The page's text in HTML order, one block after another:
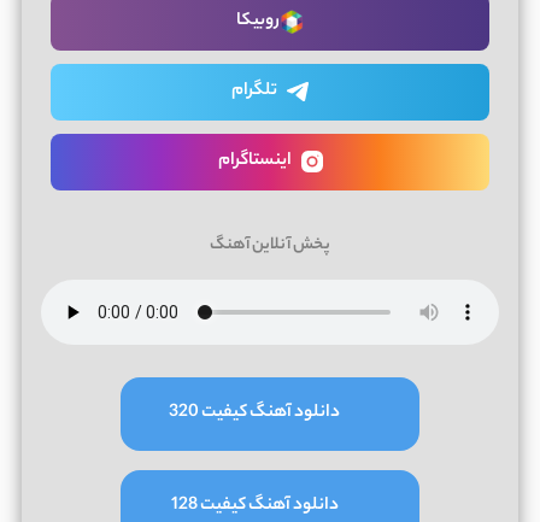
روبیکا
تلگرام
اینستاگرام
پخش آنلاین آهنگ
دانلود آهنگ کیفیت 320
دانلود آهنگ کیفیت 128